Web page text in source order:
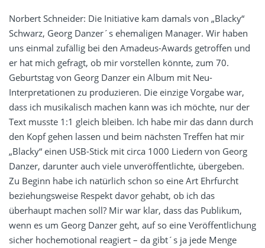
Norbert Schneider: Die Initiative kam damals von „Blacky“
Schwarz, Georg Danzer´s ehemaligen Manager. Wir haben
uns einmal zufällig bei den Amadeus-Awards getroffen und
er hat mich gefragt, ob mir vorstellen könnte, zum 70.
Geburtstag von Georg Danzer ein Album mit Neu-
Interpretationen zu produzieren. Die einzige Vorgabe war,
dass ich musikalisch machen kann was ich möchte, nur der
Text musste 1:1 gleich bleiben. Ich habe mir das dann durch
den Kopf gehen lassen und beim nächsten Treffen hat mir
„Blacky“ einen USB-Stick mit circa 1000 Liedern von Georg
Danzer, darunter auch viele unveröffentlichte, übergeben.
Zu Beginn habe ich natürlich schon so eine Art Ehrfurcht
beziehungsweise Respekt davor gehabt, ob ich das
überhaupt machen soll? Mir war klar, dass das Publikum,
wenn es um Georg Danzer geht, auf so eine Veröffentlichung
sicher hochemotional reagiert – da gibt´s ja jede Menge